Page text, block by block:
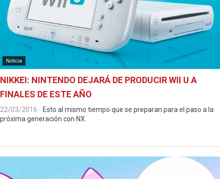
Noticia
NIKKEI: NINTENDO DEJARÁ DE PRODUCIR WII U A
FINALES DE ESTE AÑO
22/03/2016 - Esto al mismo tiempo que se preparan para el paso a la
próxima generación con NX.